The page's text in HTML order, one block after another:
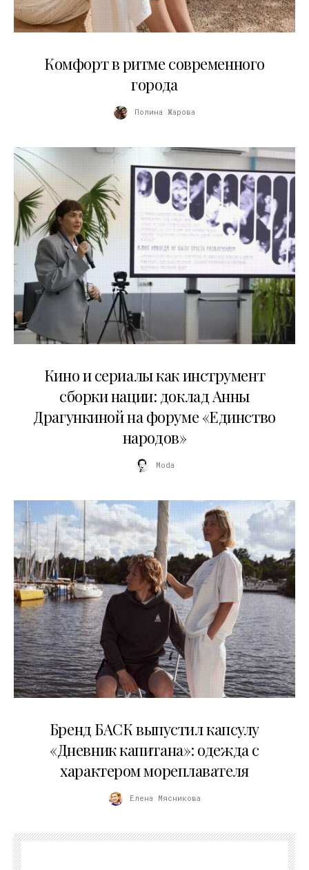
Комфорт в ритме современного
города
Полина Жарова
Кино и сериалы как инструмент
сборки нации: доклад Анны
Драгункиной на форуме «Единство
народов»
Moda
Бренд БАСК выпустил капсулу
«Дневник капитана»: одежда с
характером мореплавателя
Елена Мясникова